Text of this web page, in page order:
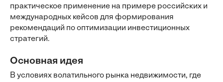
практическое применение на примере российских и
международных кейсов для формирования
рекомендаций по оптимизации инвестиционных
стратегий.
Основная идея
В условиях волатильного рынка недвижимости, где